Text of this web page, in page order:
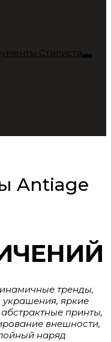
Стилиста
Antiage
тренды,
яркие
принты,
внешности,
наряд